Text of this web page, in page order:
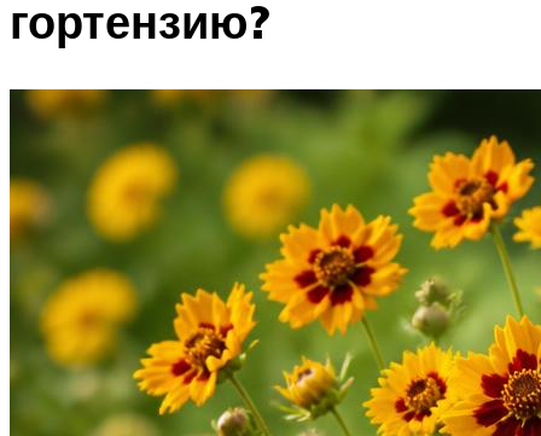
гортензию?